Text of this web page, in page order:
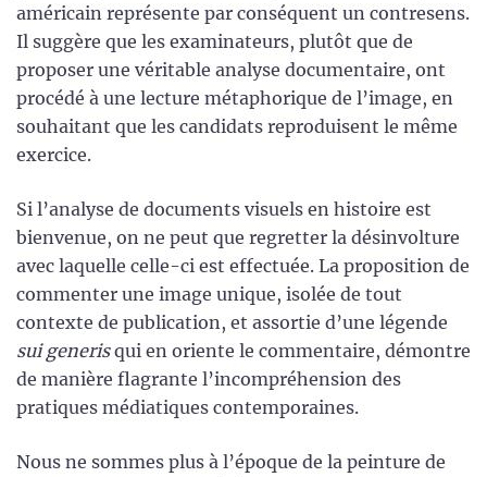
américain représente par conséquent un contresens.
Il suggère que les examinateurs, plutôt que de
proposer une véritable analyse documentaire, ont
procédé à une lecture métaphorique de l’image, en
souhaitant que les candidats reproduisent le même
exercice.
Si l’analyse de documents visuels en histoire est
bienvenue, on ne peut que regretter la désinvolture
avec laquelle celle-ci est effectuée. La proposition de
commenter une image unique, isolée de tout
contexte de publication, et assortie d’une légende
sui generisqui en oriente le commentaire, démontre
de manière flagrante l’incompréhension des
pratiques médiatiques contemporaines.
Nous ne sommes plus à l’époque de la peinture de